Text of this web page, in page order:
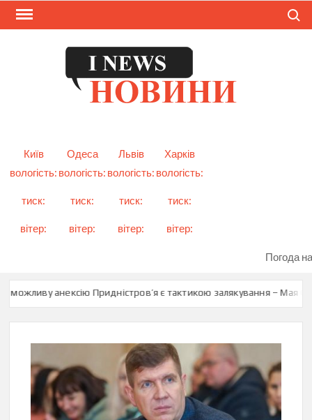
Skip
Київ
Одеса Львів
Харків
вологість:
тиск:
вітер:
вологість:
тиск:
вітер:
вологість:
тиск:
вітер:
вологість:
тиск:
вітер:
Погода
можливу анексію Придністров’я є тактикою залякування – Мая